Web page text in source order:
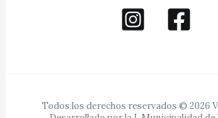
Todos los derechos reservados © 2026